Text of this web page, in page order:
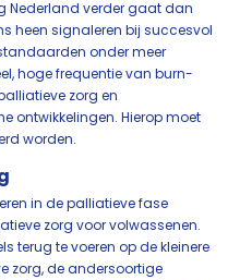
Nederland verder gaat dan
heen signaleren bij succesvol
onder meer
hoge frequentie van burn-
zorg en
ontwikkelingen. Hierop moet
worden.
in de palliatieve fase
zorg voor volwassenen.
terug te voeren op de kleinere
zorg, de andersoortige